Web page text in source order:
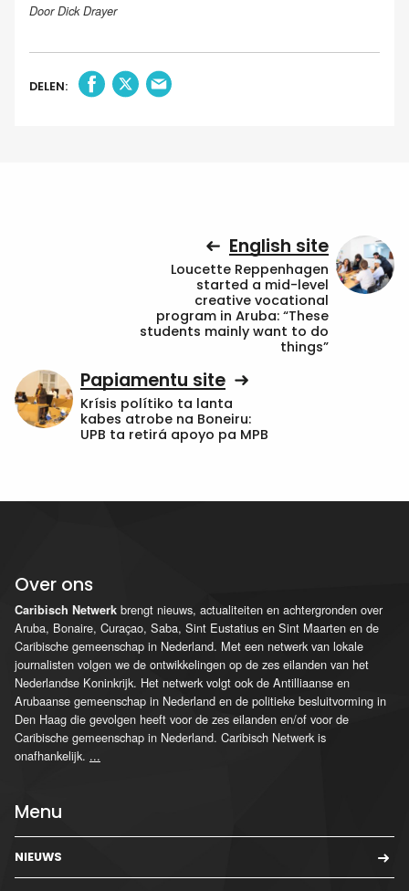
Door Dick Drayer
DELEN:
English site
Loucette Reppenhagen
started a mid-level
creative vocational
program in Aruba: “These
students mainly want to do
things”
Papiamentu site
Krísis polítiko ta lanta
kabes atrobe na Boneiru:
UPB ta retirá apoyo pa MPB
Over ons
Caribisch Netwerk brengt nieuws, actualiteiten en achtergronden over
Aruba, Bonaire, Curaçao, Saba, Sint Eustatius en Sint Maarten en de
Caribische gemeenschap in Nederland. Met een netwerk van lokale
journalisten volgen we de ontwikkelingen op de zes eilanden van het
Nederlandse Koninkrijk. Het netwerk volgt ook de Antilliaanse en
Arubaanse gemeenschap in Nederland en de politieke besluitvorming in
Den Haag die gevolgen heeft voor de zes eilanden en/of voor de
Caribische gemeenschap in Nederland. Caribisch Netwerk is
onafhankelijk. ...
Menu
NIEUWS